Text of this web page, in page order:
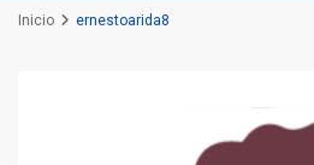
Inicio ernestoarida8